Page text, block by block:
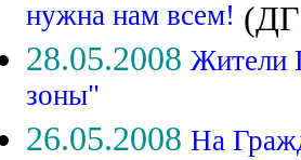
нужна нам всем!
28.05.2008 Жители
зоны"
26.05.2008 На